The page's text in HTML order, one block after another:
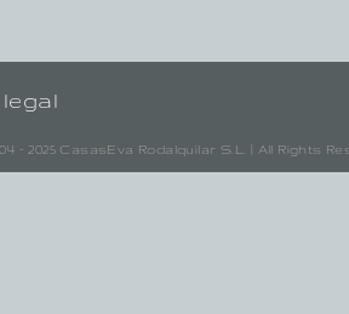
- 2025 CasasEva Rodalquilar S.L. | All Rights